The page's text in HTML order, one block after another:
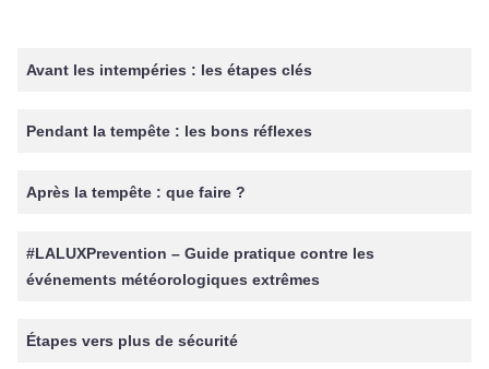
Avant les intempéries : les étapes clés
Pendant la tempête : les bons réflexes
Après la tempête : que faire ?
#LALUXPrevention – Guide pratique contre les
événements météorologiques extrêmes
Étapes vers plus de sécurité